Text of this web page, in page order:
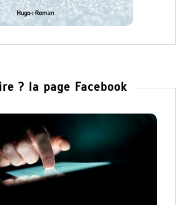
? la page Facebook